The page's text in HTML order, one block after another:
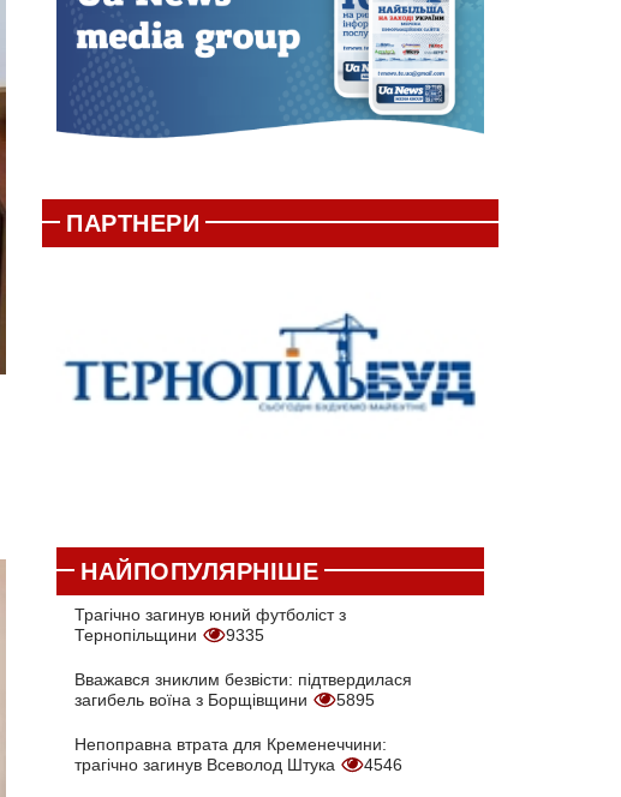
ПАРТНЕРИ
НАЙПОПУЛЯРНІШЕ
Трагічно загинув юний футболіст з
Тернопільщини
9335
Вважався зниклим безвісти: підтвердилася
загибель воїна з Борщівщини
5895
Непоправна втрата для Кременеччини:
трагічно загинув Всеволод Штука
4546